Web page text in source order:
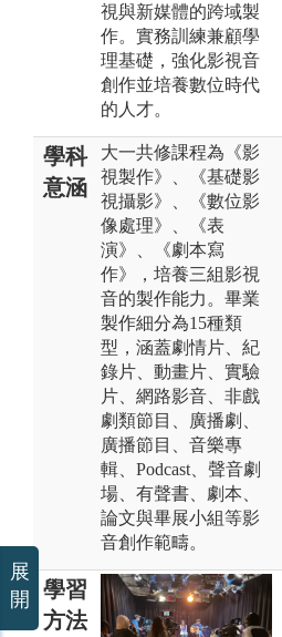
視與新媒體的跨域製
作。實務訓練兼顧學
理基礎，強化影視音
創作並培養數位時代
的人才。
學科
意涵
大一共修課程為《影
視製作》、《基礎影
視攝影》、《數位影
像處理》、《表
演》、《劇本寫
作》，培養三組影視
音的製作能力。畢業
製作細分為15種類
型，涵蓋劇情片、紀
錄片、動畫片、實驗
片、網路影音、非戲
劇類節目、廣播劇、
廣播節目、音樂專
輯、Podcast、聲音劇
場、有聲書、劇本、
論文與畢展小組等影
音創作範疇。
學習
方法
展
開